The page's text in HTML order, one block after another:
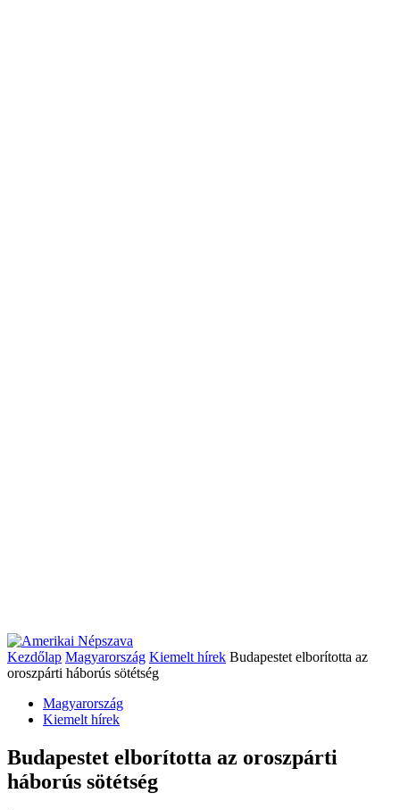
Kezdőlap Magyarország Kiemelt hírek Budapestet elborította az
oroszpárti háborús sötétség
Magyarország
Kiemelt hírek
Budapestet elborította az oroszpárti
háborús sötétség